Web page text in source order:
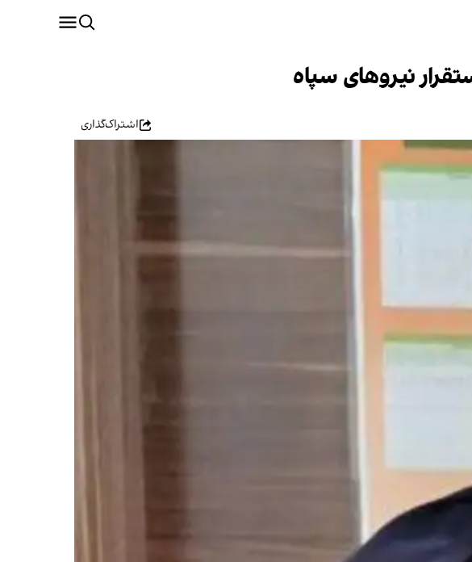
نیروهای سپاه
اشتراک‌گذاری